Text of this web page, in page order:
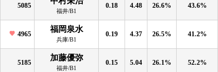
5085
福井/B1
0.18 4.48 26.6% 43.6%
4965 福岡泉水
兵庫/B1
0.19 4.37 26.5% 41.2%
5185 加藤優弥
福井/B1
0.15 5.04 26.1% 52.2%